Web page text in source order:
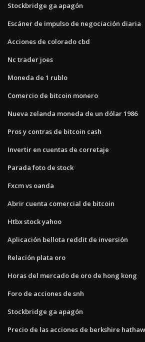
Stockbridge ga apagón
Escáner de impulso de negociación diaria
Acciones de colorado cbd
Nc trader joes
Moneda de 1 rublo
Comercio de bitcoin monero
Nueva zelanda moneda de un dólar 1986
Pros y contras de bitcoin cash
Invertir en cuentas de corretaje
Parada foto de stock
Fxcm vs oanda
Abrir cuenta comercial de bitcoin
Htbx stock yahoo
Aplicación bellota reddit de inversión
Relación plata oro
Horas del mercado de oro de hong kong
Foro de acciones de snh
Stockbridge ga apagón
Precio de las acciones de berkshire